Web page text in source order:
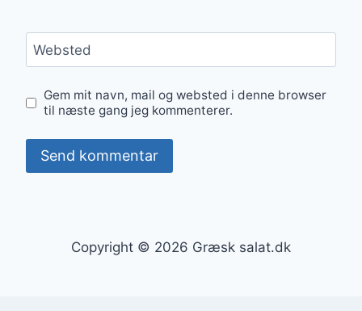
Websted
Gem mit navn, mail og websted i denne browser
til næste gang jeg kommenterer.
Copyright © 2026 Græsk salat.dk